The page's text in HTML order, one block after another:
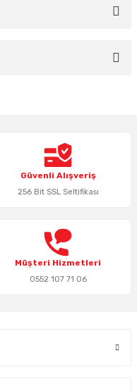
yapın!
Güvenli Alışveriş
256 Bit SSL Seltifikası
Müşteri Hizmetleri
0552 107 71 06